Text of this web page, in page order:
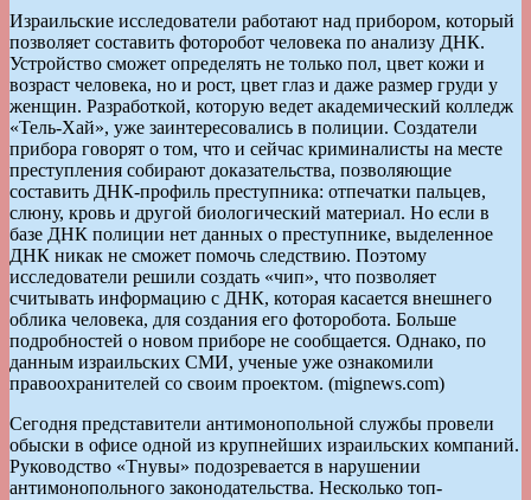
Израильские исследователи работают над прибором, который
позволяет составить фоторобот человека по анализу ДНК.
Устройство сможет определять не только пол, цвет кожи и
возраст человека, но и рост, цвет глаз и даже размер груди у
женщин. Разработкой, которую ведет академический колледж
«Тель-Хай», уже заинтересовались в полиции. Создатели
прибора говорят о том, что и сейчас криминалисты на месте
преступления собирают доказательства, позволяющие
составить ДНК-профиль преступника: отпечатки пальцев,
слюну, кровь и другой биологический материал. Но если в
базе ДНК полиции нет данных о преступнике, выделенное
ДНК никак не сможет помочь следствию. Поэтому
исследователи решили создать «чип», что позволяет
считывать информацию с ДНК, которая касается внешнего
облика человека, для создания его фоторобота. Больше
подробностей о новом приборе не сообщается. Однако, по
данным израильских СМИ, ученые уже ознакомили
правоохранителей со своим проектом. (mignews.com)
Сегодня представители антимонопольной службы провели
обыски в офисе одной из крупнейших израильских компаний.
Руководство «Тнувы» подозревается в нарушении
антимонопольного законодательства. Несколько топ-